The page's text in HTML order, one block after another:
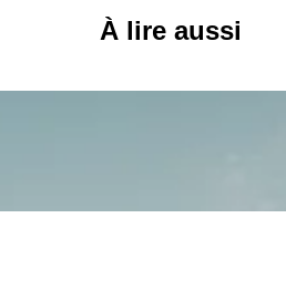
À lire aussi